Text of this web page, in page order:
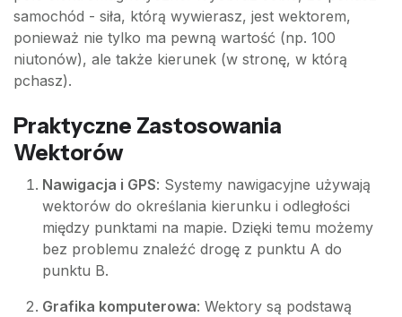
samochód - siła, którą wywierasz, jest wektorem,
ponieważ nie tylko ma pewną wartość (np. 100
niutonów), ale także kierunek (w stronę, w którą
pchasz).
Praktyczne Zastosowania
Wektorów
Nawigacja i GPS: Systemy nawigacyjne używają
wektorów do określania kierunku i odległości
między punktami na mapie. Dzięki temu możemy
bez problemu znaleźć drogę z punktu A do
punktu B.
Grafika komputerowa: Wektory są podstawą